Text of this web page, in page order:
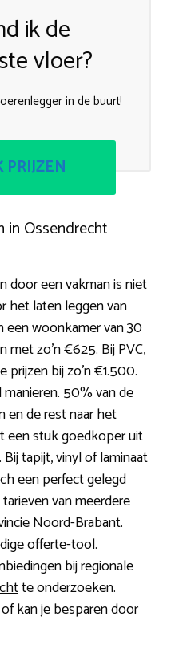
ik de
vloer?
in de buurt!
PRIJZEN
in Ossendrecht
door een vakman is niet
het laten leggen van
een woonkamer van 30
zo’n €625. Bij PVC,
bij zo’n €1.500.
50% van de
en de rest naar het
een stuk goedkoper uit
tapijt, vinyl of laminaat
een perfect gelegd
van meerdere
Noord-Brabant.
offerte-tool.
bij regionale
te onderzoeken.
kan je besparen door